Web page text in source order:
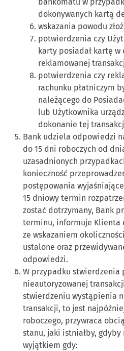
bankomatu w
dokonywanych kartą
wskazania powodu
potwierdzenia czy
karty posiadał kartę
reklamowanej
potwierdzenia czy
rachunku płatniczym
należącego do
lub Użytkownika
dokonanie tej
Bank udziela odpowiedzi
do 15 dni roboczych od
uzasadnionych
konieczność
postępowania
15 dniowy termin
zostać dotrzymany, Bank
terminu, informuje Klienta
ze wskazaniem
ustalone oraz
odpowiedzi.
W przypadku stwierdzenia
nieautoryzowanej
stwierdzeniu wystąpienia
transakcji, to jest
roboczego, przywraca
stanu, jaki istniałby, gdyby
wyjątkiem gdy: